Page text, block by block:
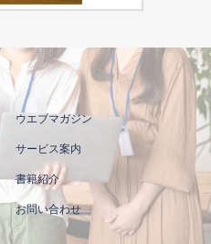
ウエブマガジン
サービス案内
書籍紹介
お問い合わせ